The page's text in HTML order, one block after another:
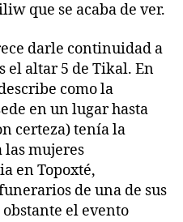
que se acaba de ver.
darle continuidad a
el altar 5 de Tikal. En
como la
en un lugar hasta
certeza) tenía la
las mujeres
en Topoxté,
de una de sus
el evento